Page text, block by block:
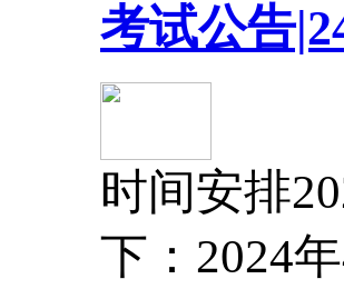
考试公告
时间安排
下：2024